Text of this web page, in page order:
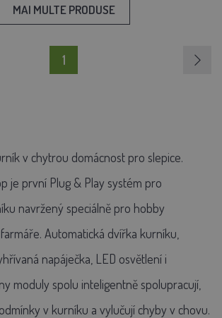
MAI MULTE PRODUSE
1
v chytrou domácnost pro slepice.
je první Plug & Play systém pro
navržený speciálně pro hobby
Automatická dvířka kurníku,
napáječka, LED osvětlení i
moduly spolu inteligentně spolupracují,
v kurníku a vylučují chyby v chovu.